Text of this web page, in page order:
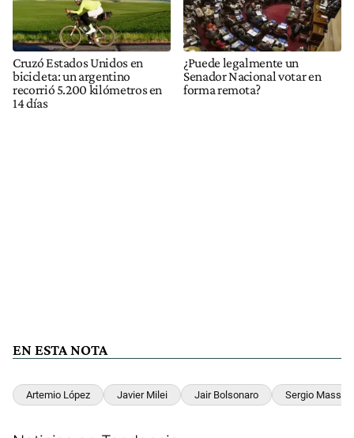
Cruzó Estados Unidos en
bicicleta: un argentino
recorrió 5.200 kilómetros en
14 días
¿Puede legalmente un
Senador Nacional votar en
forma remota?
EN ESTA NOTA
Artemio López Javier Milei Jair Bolsonaro Sergio Massa